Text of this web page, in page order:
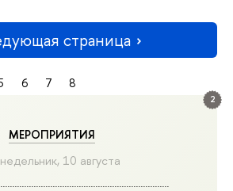
2
МЕРОПРИЯТИЯ
10 августа
страница
6 7 8